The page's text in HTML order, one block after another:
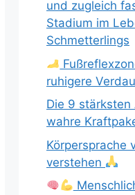
und zugleich
Stadium im
Schmetterlings
ruhigere
Die 9 stärksten
wahre
Körpersprache
verstehen